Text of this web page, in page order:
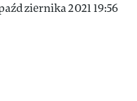
2021 19:56